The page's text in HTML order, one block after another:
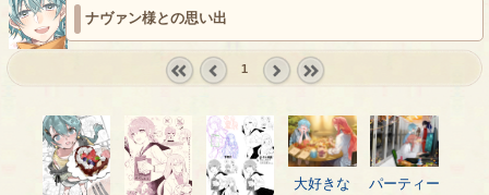
ナヴァン様との思い出
prev
1
大好きな
パーティー